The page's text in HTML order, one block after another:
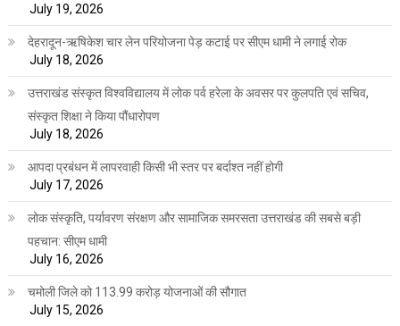
July 19, 2026
देहरादून-ऋषिकेश चार लेन परियोजना पेड़ कटाई पर सीएम धामी ने लगाई रोक
July 18, 2026
उत्तराखंड संस्कृत विश्वविद्यालय में लोक पर्व हरेला के अवसर पर कुलपति एवं सचिव,
संस्कृत शिक्षा ने किया पौंधारोपण
July 18, 2026
आपदा प्रबंधन में लापरवाही किसी भी स्तर पर बर्दाश्त नहीं होगी
July 17, 2026
लोक संस्कृति, पर्यावरण संरक्षण और सामाजिक समरसता उत्तराखंड की सबसे बड़ी
पहचान: सीएम धामी
July 16, 2026
चमोली जिले को 113.99 करोड़ योजनाओं की सौगात
July 15, 2026